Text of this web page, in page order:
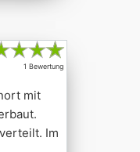
★★★
1 Bewertung
mit
Im